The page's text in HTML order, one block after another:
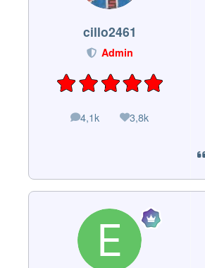
cillo2461
Admin
4,1k
messaggi3,8k
Reputazione